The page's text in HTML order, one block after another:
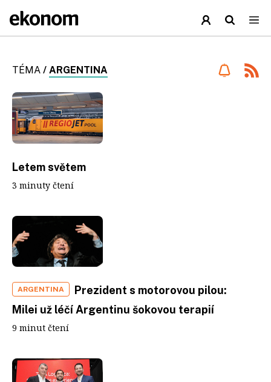
TÉMA / ARGENTINA
Letem světem
3 minuty čtení
ARGENTINA
Prezident s motorovou pilou:
Milei už léčí Argentinu šokovou terapií
9 minut čtení